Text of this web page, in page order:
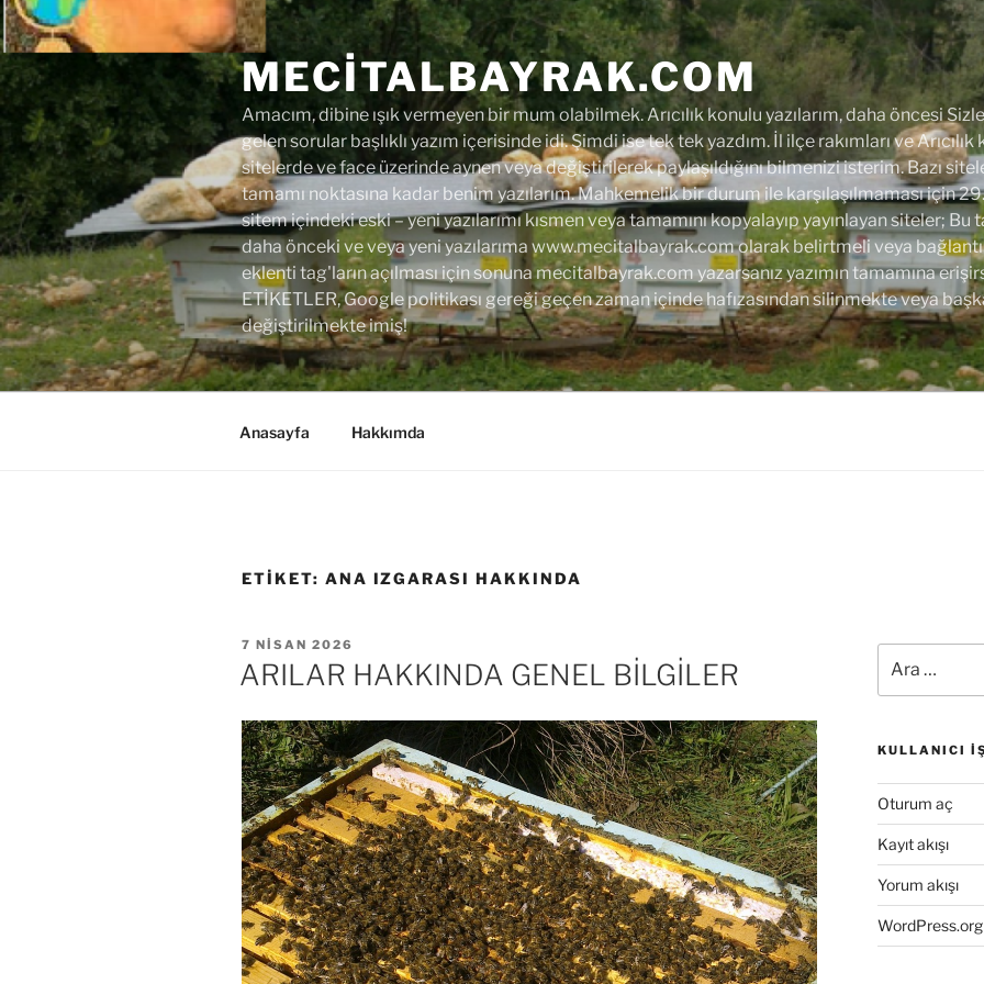
İçeriğe
geç
MECITALBAYRAK.COM
Amacım, dibine ışık vermeyen bir mum olabilmek. Arıcılık konulu yazılarım, daha öncesi
gelen sorular başlıklı yazım içerisinde idi. Şimdi ise tek tek yazdım. İl ilçe rakımları ve Arıcılık
sitelerde ve face üzerinde aynen veya değiştirilerek paylaşıldığını bilmenizi isterim. Bazı
tamamı noktasına kadar benim yazılarım. Mahkemelik bir durum ile karşılaşılmaması için
sitem içindeki eski – yeni yazılarımı kısmen veya tamamını kopyalayıp yayınlayan siteler; Bu
daha önceki ve veya yeni yazılarıma www.mecitalbayrak.com olarak belirtmeli veya
eklenti tag'ların açılması için sonuna mecitalbayrak.com yazarsanız yazımın tamamına
ETİKETLER, Google politikası gereği geçen zaman içinde hafızasından silinmekte veya
değiştirilmekte imiş!
Anasayfa Hakkımda
ETIKET: ANA IZGARASI HAKKINDA
YAYIM
TARIHI
7 NISAN 2026
ARILAR HAKKINDA GENEL BİLGİLER
KULLANICI
Oturum aç
Kayıt akışı
Yorum akışı
WordPress.org